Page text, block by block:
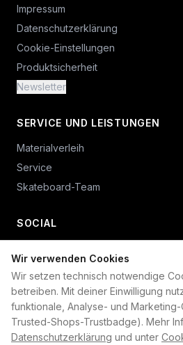
Wir verwenden Cookies
Wir setzen technisch notwendige
betreiben. Mit deiner Einwilligung
funktionale, Analyse- und
Trusted-Shops-Trustbadge). Mehr
Datenschutzerklärung und unter
Impressum
Datenschutzerklärung
Cookie-Einstellungen
Produktsicherheit
Newsletter
SERVICE UND LEISTUNGEN
Materialverleih
Service
Skateboard-Team
SOCIAL
+49 234 687 00 38
shop@plan-b-funsport.de
Sichere Zahlung mit: